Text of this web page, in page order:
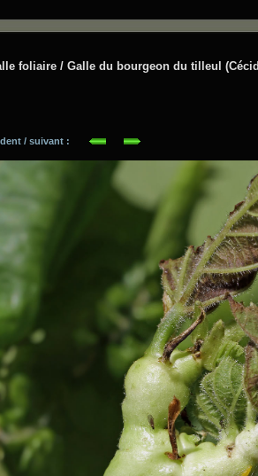
foliaire / Galle du bourgeon du tilleul
/ suivant :